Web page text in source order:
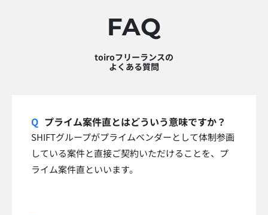
FAQ
toiroフリーランスの
よくある質問
プライム案件直とはどういう意味ですか？
SHIFTグループがプライムベンダーとして体制参画
している案件と直接ご契約いただけることを、プ
ライム案件直といいます。